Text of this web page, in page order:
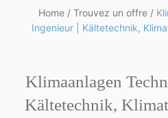
Home / Trouvez un offre /
Ingenieur | Kältetechnik,
Klimaanlagen
Kältetechnik,